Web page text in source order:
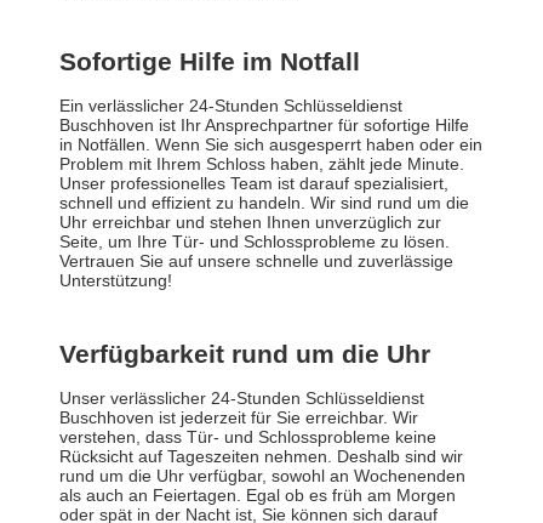
Sofortige Hilfe im Notfall
Ein verlässlicher 24-Stunden Schlüsseldienst
Buschhoven ist Ihr Ansprechpartner für sofortige Hilfe
in Notfällen. Wenn Sie sich ausgesperrt haben oder ein
Problem mit Ihrem Schloss haben, zählt jede Minute.
Unser professionelles Team ist darauf spezialisiert,
schnell und effizient zu handeln. Wir sind rund um die
Uhr erreichbar und stehen Ihnen unverzüglich zur
Seite, um Ihre Tür- und Schlossprobleme zu lösen.
Vertrauen Sie auf unsere schnelle und zuverlässige
Unterstützung!
Verfügbarkeit rund um die Uhr
Unser verlässlicher 24-Stunden Schlüsseldienst
Buschhoven ist jederzeit für Sie erreichbar. Wir
verstehen, dass Tür- und Schlossprobleme keine
Rücksicht auf Tageszeiten nehmen. Deshalb sind wir
rund um die Uhr verfügbar, sowohl an Wochenenden
als auch an Feiertagen. Egal ob es früh am Morgen
oder spät in der Nacht ist, Sie können sich darauf